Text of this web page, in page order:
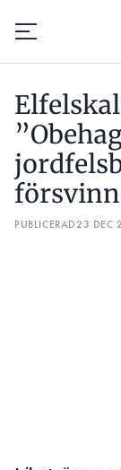
Hantera
Lediga
PUBLICERAD23 DEC